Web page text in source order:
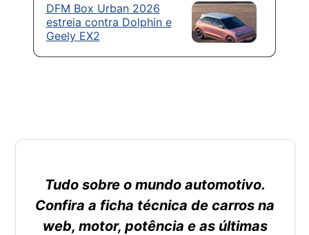
DFM Box Urban 2026
estreia contra Dolphin e
Geely EX2
Tudo sobre o mundo automotivo.
Confira a ficha técnica de carros na
web, motor, potência e as últimas